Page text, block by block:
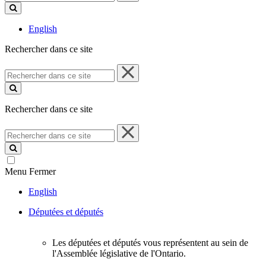
ce
English
Rechercher dans ce site
Rechercher
dans
ce
Rechercher dans ce site
Rechercher
dans
ce
site
Menu Fermer
English
Députées et députés
Les députées et députés vous représentent au sein de
l'Assemblée législative de l'Ontario.